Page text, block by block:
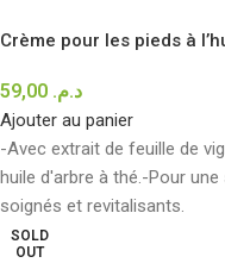
Crème pour les pieds à
د.م.
Ajouter au panier
-Avec extrait de feuille de
huile d'arbre à thé.-Pour une
soignés et revitalisants.
SOLD
OUT